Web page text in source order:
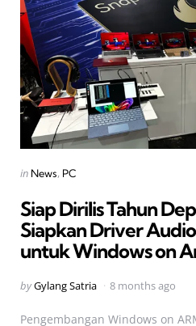
Categories
Posted
in News PC
Siap Dirilis Tahun
Siapkan Driver
untuk Windows on
Posted
byGylang Satria 8 months ago
Pengembangan Windows on